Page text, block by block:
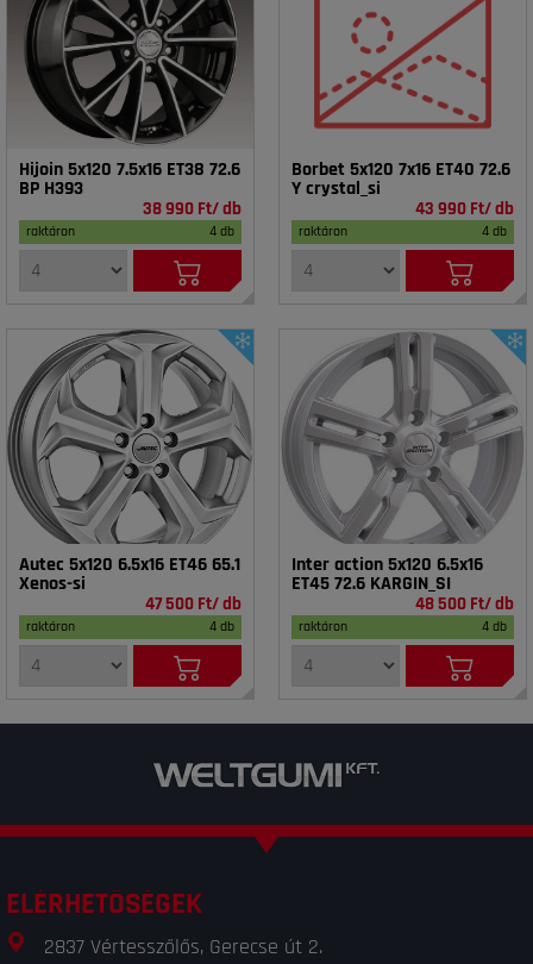
Hijoin 5x120 7.5x16 ET38 72.6
BP H393
38 990 Ft/ db
raktáron 4 db
Borbet 5x120 7x16 ET40 72.6
Y crystal_si
43 990 Ft/ db
raktáron 4 db
Autec 5x120 6.5x16 ET46 65.1
Xenos-si
47 500 Ft/ db
raktáron 4 db
Inter action 5x120 6.5x16
ET45 72.6 KARGIN_SI
48 500 Ft/ db
raktáron 4 db
ELÉRHETŐSÉGEK
2837 Vértesszőlős, Gerecse út 2.